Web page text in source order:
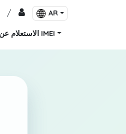
/ AR
الاستعلام عن رقم IMEI